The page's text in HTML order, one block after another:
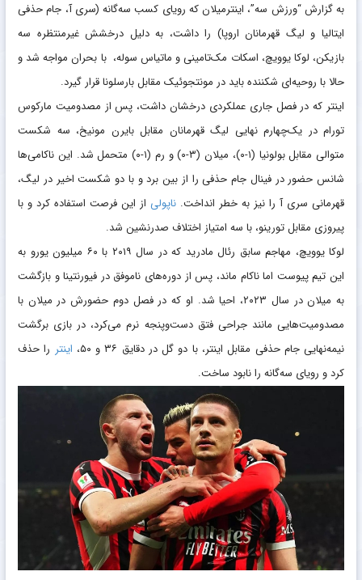
به گزارش “ورزش سه”، اینترمیلان که رویای کسب سه‌گانه (سری آ، جام حذفی
ایتالیا و لیگ قهرمانان اروپا) را داشت، به دلیل درخشش غیرمنتظره سه
بازیکن، لوکا یوویچ، اسکات مک‌تامینی و ماتیاس سوله، با بحران مواجه شد و
حالا با روحیه‌ای شکننده باید در مونتجوئیک مقابل بارسلونا قرار گیرد.
اینتر که در فصل جاری عملکردی درخشان داشت، پس از مصدومیت مارکوس
تورام در یک‌چهارم نهایی لیگ قهرمانان مقابل بایرن مونیخ، سه شکست
متوالی مقابل بولونیا (۱-۰)، میلان (۳-۰) و رم (۱-۰) متحمل شد. این ناکامی‌ها
شانس حضور در فینال جام حذفی را از بین برد و با دو شکست اخیر در لیگ،
قهرمانی سری آ را نیز به خطر انداخت. ناپولی از این فرصت استفاده کرد و با
پیروزی مقابل تورینو، با سه امتیاز اختلاف صدرنشین شد.
لوکا یوویچ، مهاجم سابق رئال مادرید که در سال ۲۰۱۹ با ۶۰ میلیون یورو به
این تیم پیوست اما ناکام ماند، پس از دوره‌های ناموفق در فیورنتینا و بازگشت
به میلان در سال ۲۰۲۳، احیا شد. او که در فصل دوم حضورش در میلان با
مصدومیت‌هایی مانند جراحی فتق دست‌وپنجه نرم می‌کرد، در بازی برگشت
نیمه‌نهایی جام حذفی مقابل اینتر، با دو گل در دقایق ۳۶ و ۵۰،
اینتر را حذف
کرد و رویای سه‌گانه را نابود ساخت.